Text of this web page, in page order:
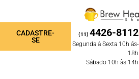
CADASTRE-
SE
(11) 4426-8112
Segunda à Sexta 10h ás-
18h
Sábado 10h às 14h